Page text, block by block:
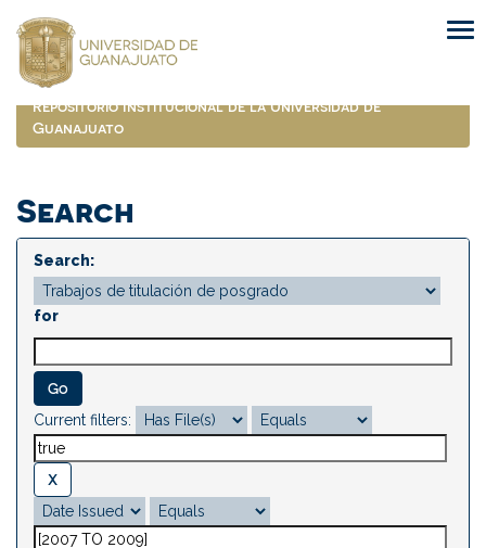
navigation
Repositorio Institucional de la Universidad de
Guanajuato
Search
Search:
for
Current filters: